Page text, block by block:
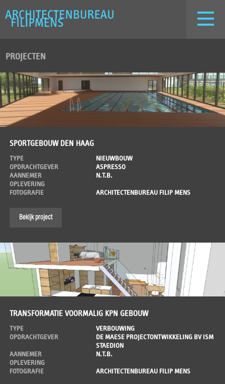
PROJECTEN
SPORTGEBOUW DEN HAAG
TYPE
NIEUWBOUW
OPDRACHTGEVER
ASPRESSO
AANNEMER
N.T.B.
OPLEVERING
FOTOGRAFIE
ARCHITECTENBUREAU FILIP MENS
Bekijk project
TRANSFORMATIE VOORMALIG KPN GEBOUW
TYPE
VERBOUWING
OPDRACHTGEVER
DE MAESE PROJECTONTWIKKELING BV ISM
STAEDION
AANNEMER
N.T.B.
OPLEVERING
FOTOGRAFIE
ARCHITECTENBUREAU FILIP MENS